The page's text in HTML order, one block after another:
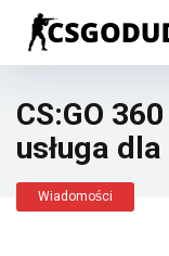
CS:GO
usługa
Wiadomości